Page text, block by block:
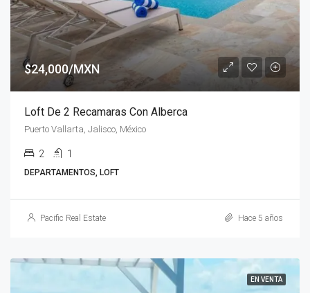
$24,000/MXN
Loft De 2 Recamaras Con Alberca
Puerto Vallarta, Jalisco, México
2 1
DEPARTAMENTOS, LOFT
Pacific Real Estate Hace 5 años
EN VENTA